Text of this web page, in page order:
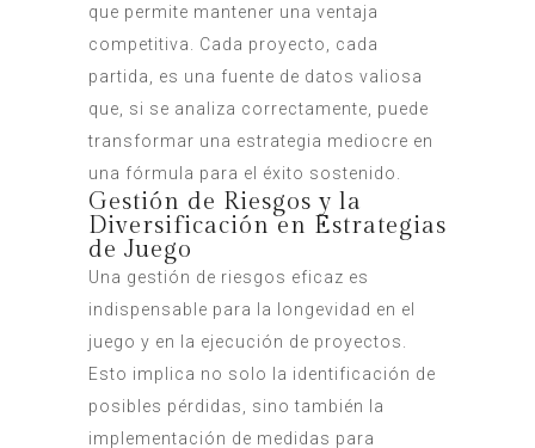
que permite mantener una ventaja
competitiva. Cada proyecto, cada
partida, es una fuente de datos valiosa
que, si se analiza correctamente, puede
transformar una estrategia mediocre en
una fórmula para el éxito sostenido.
Gestión de Riesgos y la
Diversificación en Estrategias
de Juego
Una gestión de riesgos eficaz es
indispensable para la longevidad en el
juego y en la ejecución de proyectos.
Esto implica no solo la identificación de
posibles pérdidas, sino también la
implementación de medidas para